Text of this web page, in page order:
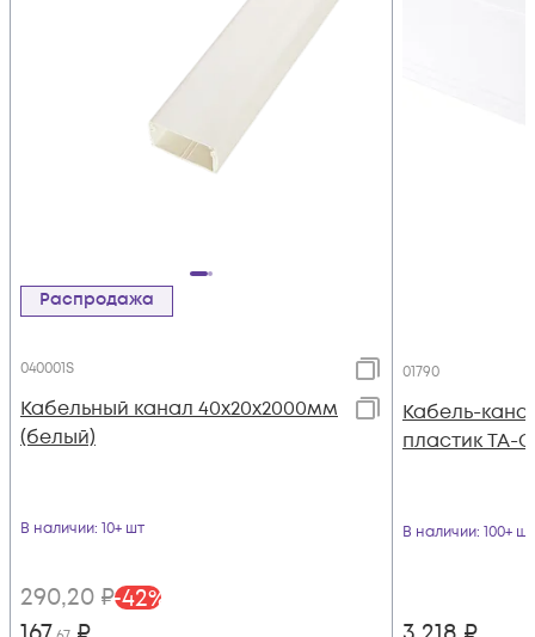
Распродажа
040001S
Кабельный канал 40х20х2000мм
(белый)
В наличии: 10+ шт
290,20 ₽-42%
01790
Кабель-
пластик TA-
В наличии: 100+ шт